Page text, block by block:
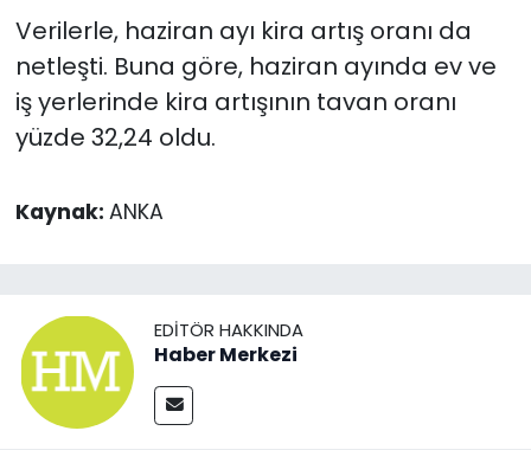
Verilerle, haziran ayı kira artış oranı da
netleşti. Buna göre, haziran ayında ev ve
iş yerlerinde kira artışının tavan oranı
yüzde 32,24 oldu.
Kaynak: ANKA
EDITÖR HAKKINDA
Haber Merkezi